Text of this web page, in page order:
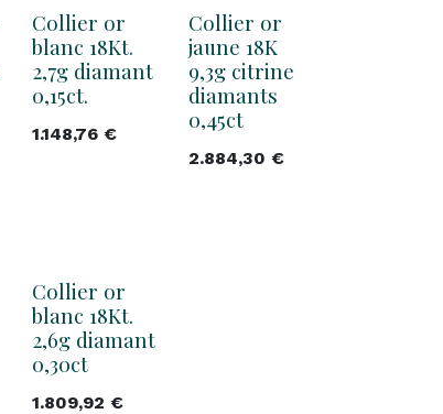
Collier or
blanc 18Kt.
2,7g diamant
0,15ct.
1.148,76€
Collier or
jaune 18K
9,3g citrine
diamants
0,45ct
2.884,30 €
Collier or
blanc 18Kt.
2,6g diamant
0,30ct
1.809,92 €